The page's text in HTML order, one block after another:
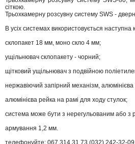
сіткою.
Трьохкамерну розсувну систему SWS -
В усіх системах використовується наступна
склопакет 18 мм, моно скло 4 мм;
ущільнювач склопакету - чорний;
щітковий ущільнювач з подвійною
нержавіючий запірний механізм, алюмінієва
алюмінієва рейка на рамі для ходу стулок;
система може бути з нерегульованим або
армування 1,2 мм.
телефонуйте: 067 314 31 73,(032) 242-32-09